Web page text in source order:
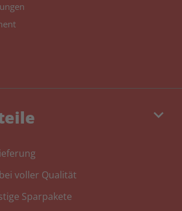
keyboard_arrow_down
voller Qualität
Sparpakete